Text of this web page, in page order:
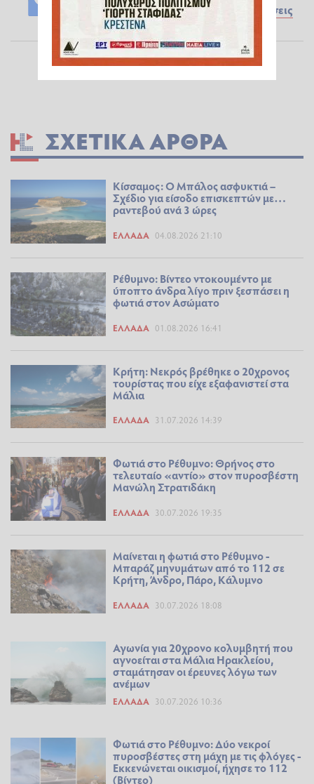
Ειδήσεις
ΣΧΕΤΙΚΆ ΆΡΘΡΑ
Κίσσαμος: Ο Μπάλος ασφυκτιά –
Σχέδιο για είσοδο επισκεπτών με…
ραντεβού ανά 3 ώρες
ΕΛΛΆΔΑ 04.08.2026 21:10
Ρέθυμνο: Βίντεο ντοκουμέντο με
ύποπτο άνδρα λίγο πριν ξεσπάσει η
φωτιά στον Ασώματο
ΕΛΛΆΔΑ 01.08.2026 16:41
Κρήτη: Νεκρός βρέθηκε ο 20χρονος
τουρίστας που είχε εξαφανιστεί στα
Μάλια
ΕΛΛΆΔΑ 31.07.2026 14:39
Φωτιά στο Ρέθυμνο: Θρήνος στο
τελευταίο «αντίο» στον πυροσβέστη
Μανώλη Στρατιδάκη
ΕΛΛΆΔΑ 30.07.2026 19:35
Μαίνεται η φωτιά στο Ρέθυμνο -
Μπαράζ μηνυμάτων από το 112 σε
Κρήτη, Άνδρο, Πάρο, Κάλυμνο
ΕΛΛΆΔΑ 30.07.2026 18:08
Αγωνία για 20χρονο κολυμβητή που
αγνοείται στα Μάλια Ηρακλείου,
σταμάτησαν οι έρευνες λόγω των
ανέμων
ΕΛΛΆΔΑ 30.07.2026 10:36
Φωτιά στο Ρέθυμνο: Δύο νεκροί
πυροσβέστες στη μάχη με τις φλόγες -
Εκκενώνεται οικισμοί, ήχησε το 112
(Βίντεο)